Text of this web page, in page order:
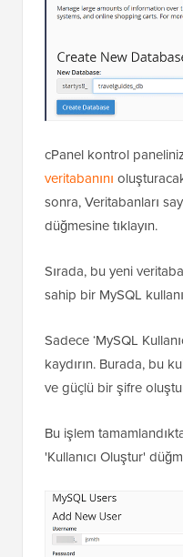
cPanel kontrol
veritabanını
sonra, Veritabanları
düğmesine tıklayın.
Sırada, bu yeni
sahip bir MySQL
Sadece ‘MySQL
kaydırın. Burada, bu
ve güçlü bir şifre
Bu işlem
'Kullanıcı Oluştur'